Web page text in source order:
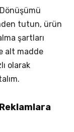
tutun, ürün
şartları
alt madde
olarak
Reklamlara